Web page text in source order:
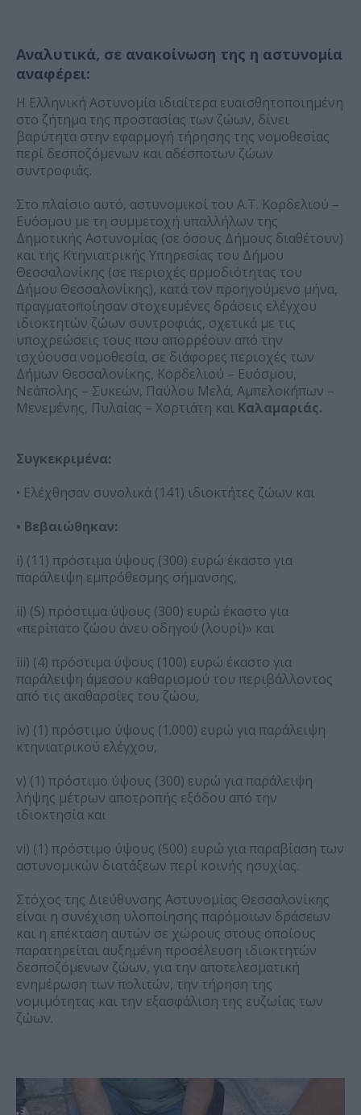
Αναλυτικά, σε ανακοίνωση της η αστυνομία
αναφέρει:
Η Ελληνική Αστυνομία ιδιαίτερα ευαισθητοποιημένη
στο ζήτημα της προστασίας των ζώων, δίνει
βαρύτητα στην εφαρμογή τήρησης της νομοθεσίας
περί δεσποζόμενων και αδέσποτων ζώων
συντροφιάς.
Στο πλαίσιο αυτό, αστυνομικοί του Α.Τ. Κορδελιού –
Ευόσμου με τη συμμετοχή υπαλλήλων της
Δημοτικής Αστυνομίας (σε όσους Δήμους διαθέτουν)
και της Κτηνιατρικής Υπηρεσίας του Δήμου
Θεσσαλονίκης (σε περιοχές αρμοδιότητας του
Δήμου Θεσσαλονίκης), κατά τον προηγούμενο μήνα,
πραγματοποίησαν στοχευμένες δράσεις ελέγχου
ιδιοκτητών ζώων συντροφιάς, σχετικά με τις
υποχρεώσεις τους που απορρέουν από την
ισχύουσα νομοθεσία, σε διάφορες περιοχές των
Δήμων Θεσσαλονίκης, Κορδελιού – Ευόσμου,
Νεάπολης – Συκεών, Παύλου Μελά, Αμπελοκήπων –
Μενεμένης, Πυλαίας – Χορτιάτη και Καλαμαριάς.
Συγκεκριμένα:
• Ελέχθησαν συνολικά (141) ιδιοκτήτες ζώων και
• Βεβαιώθηκαν:
i) (11) πρόστιμα ύψους (300) ευρώ έκαστο για
παράλειψη εμπρόθεσμης σήμανσης,
ii) (5) πρόστιμα ύψους (300) ευρώ έκαστο για
«περίπατο ζώου άνευ οδηγού (λουρί)» και
iii) (4) πρόστιμα ύψους (100) ευρώ έκαστο για
παράλειψη άμεσου καθαρισμού του περιβάλλοντος
από τις ακαθαρσίες του ζώου,
iv) (1) πρόστιμο ύψους (1.000) ευρώ για παράλειψη
κτηνιατρικού ελέγχου,
v) (1) πρόστιμο ύψους (300) ευρώ για παράλειψη
λήψης μέτρων αποτροπής εξόδου από την
ιδιοκτησία και
vi) (1) πρόστιμο ύψους (500) ευρώ για παραβίαση των
αστυνομικών διατάξεων περί κοινής ησυχίας.
Στόχος της Διεύθυνσης Αστυνομίας Θεσσαλονίκης
είναι η συνέχιση υλοποίησης παρόμοιων δράσεων
και η επέκταση αυτών σε χώρους στους οποίους
παρατηρείται αυξημένη προσέλευση ιδιοκτητών
δεσποζόμενων ζώων, για την αποτελεσματική
ενημέρωση των πολιτών, την τήρηση της
νομιμότητας και την εξασφάλιση της ευζωίας των
ζώων.